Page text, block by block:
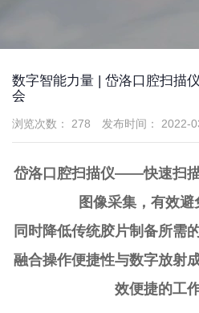
数字智能力量 | 岱洛口腔扫描
会
浏览次数： 278 发布时间： 2022-
岱洛口腔扫描仪——快速扫
图像采集，有效避
同时降低传统胶片制备所需
融合操作便捷性与数字放射
效便捷的工